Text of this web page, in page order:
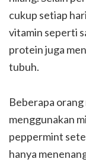
cukup setiap
vitamin seperti
protein juga
tubuh.
Beberapa
menggunakan
peppermint
hanya